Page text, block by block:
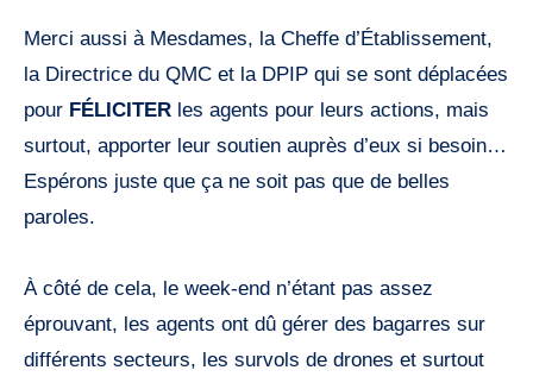
Merci aussi à Mesdames, la Cheffe d’Établissement,
la Directrice du QMC et la DPIP qui se sont déplacées
pour FÉLICITER les agents pour leurs actions, mais
surtout, apporter leur soutien auprès d’eux si besoin…
Espérons juste que ça ne soit pas que de belles
paroles.
À côté de cela, le week-end n’étant pas assez
éprouvant, les agents ont dû gérer des bagarres sur
différents secteurs, les survols de drones et surtout